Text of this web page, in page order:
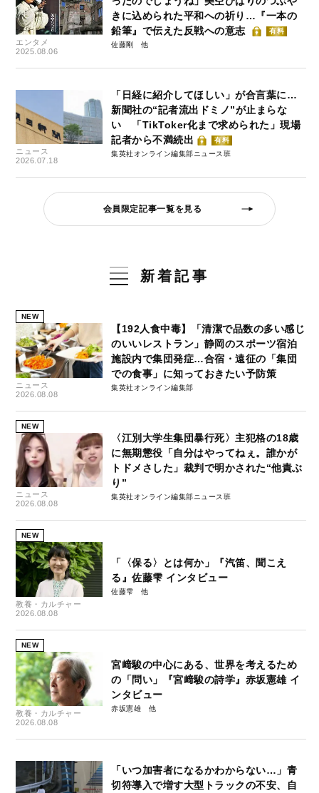
エンタメ
2025.08.06
きに込められた平和への祈り…『一本の
鉛筆』で伝えた反戦への意志
有料
佐藤剛
ニュース
2026.07.18
「日経に紹介してほしい」が合言葉に…
新聞社の“記者流出ドミノ”が止まらな
い 「TikToker化まで求められた」現場
記者から不満続出
有料
集英社オンライン編集部ニュース班
会員限定記事一覧を見る
新着記事
NEW
ニュース
2026.08.08
【192人食中毒】「清潔で品数の多い感じ
のいいレストラン」静岡のスポーツ宿泊
施設内で集団発症…合宿・遠征の「集団
での食事」に知っておきたい予防策
集英社オンライン編集部
NEW
ニュース
2026.08.08
〈江別大学生集団暴行死〉主犯格の18歳
に無期懲役「自分はやってねぇ。誰かが
トドメさした」裁判で明かされた“他責ぶ
り”
集英社オンライン編集部ニュース班
NEW
教養・カルチャー
2026.08.08
「〈保る〉とは何か」『汽笛、聞こえ
る』佐藤雫 インタビュー
佐藤雫
NEW
教養・カルチャー
2026.08.08
宮﨑駿の中心にある、世界を考えるため
の「問い」『宮﨑駿の詩学』赤坂憲雄 イ
ンタビュー
赤坂憲雄
「いつ加害者になるかわからない…」青
切符導入で増す大型トラックの不安、自